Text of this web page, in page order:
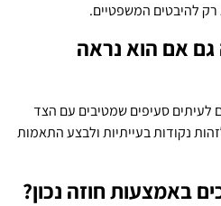
רק להיבטים המשפטיים.
גם אם הוא נראה
לעיתים סעיפים שמטיבים עם הצד
נקודות בעייתיות ולבצע התאמות
באמצעות חוזה נכון?